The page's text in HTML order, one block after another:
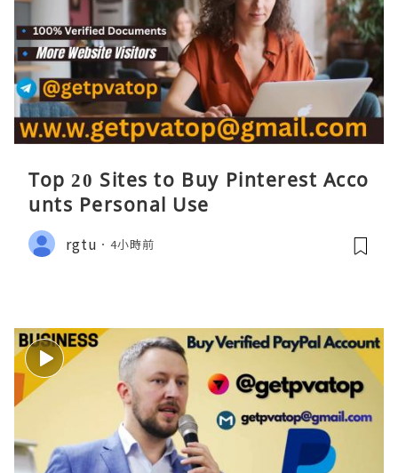
Top 20 Sites to Buy Pinterest Acco
unts Personal Use
rgtu 4小時前